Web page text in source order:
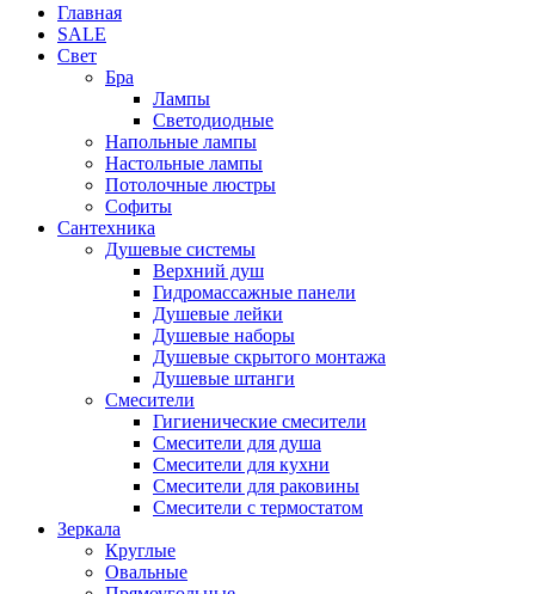
Главная
SALE
Свет
Бра
Лампы
Светодиодные
Напольные лампы
Настольные лампы
Потолочные люстры
Софиты
Сантехника
Душевые системы
Верхний душ
Гидромассажные панели
Душевые лейки
Душевые наборы
Душевые скрытого монтажа
Душевые штанги
Смесители
Гигиенические смесители
Смесители для душа
Смесители для кухни
Смесители для раковины
Смесители с термостатом
Зеркала
Круглые
Овальные